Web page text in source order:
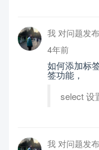
我 对问题发
4年前
如何添加标
签功能，
select 设
我 对问题发